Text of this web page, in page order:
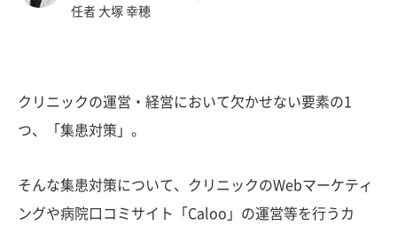
任者 大塚 幸穂
クリニックの運営・経営において欠かせない要素の1
つ、「集患対策」。
そんな集患対策について、クリニックのWebマーケティ
ングや病院口コミサイト「Caloo」の運営等を行うカ